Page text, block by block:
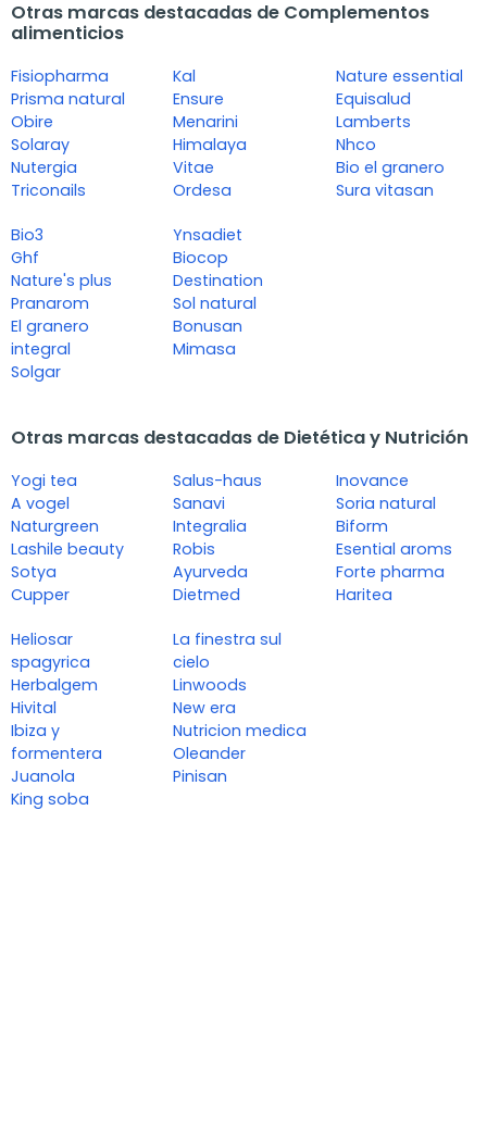
Otras marcas destacadas de Complementos
alimenticios
Fisiopharma
Prisma natural
Obire
Solaray
Nutergia
Triconails
Kal
Ensure
Menarini
Himalaya
Vitae
Ordesa
Nature essential
Equisalud
Lamberts
Nhco
Bio el granero
Sura vitasan
Bio3
Ghf
Nature's plus
Pranarom
El granero
integral
Solgar
Ynsadiet
Biocop
Destination
Sol natural
Bonusan
Mimasa
Otras marcas destacadas de Dietética y Nutrición
Yogi tea
A vogel
Naturgreen
Lashile beauty
Sotya
Cupper
Salus-haus
Sanavi
Integralia
Robis
Ayurveda
Dietmed
Inovance
Soria natural
Biform
Esential aroms
Forte pharma
Haritea
Heliosar
spagyrica
Herbalgem
Hivital
Ibiza y
formentera
Juanola
King soba
La finestra sul
cielo
Linwoods
New era
Nutricion medica
Oleander
Pinisan